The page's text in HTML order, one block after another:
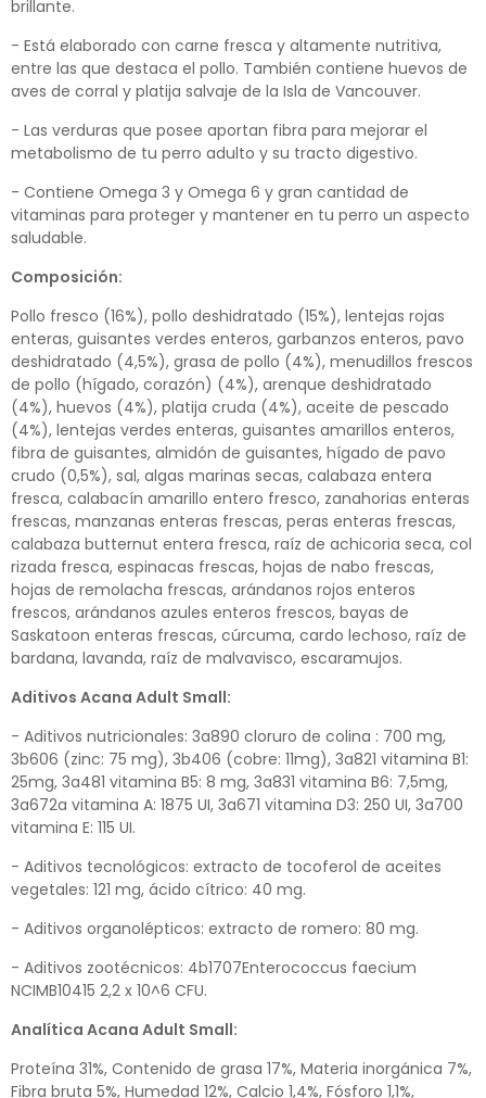
brillante.
- Está elaborado con carne fresca y altamente nutritiva,
entre las que destaca el pollo. También contiene huevos de
aves de corral y platija salvaje de la Isla de Vancouver.
- Las verduras que posee aportan fibra para mejorar el
metabolismo de tu perro adulto y su tracto digestivo.
- Contiene Omega 3 y Omega 6 y gran cantidad de
vitaminas para proteger y mantener en tu perro un aspecto
saludable.
Composición:
Pollo fresco (16%), pollo deshidratado (15%), lentejas rojas
enteras, guisantes verdes enteros, garbanzos enteros, pavo
deshidratado (4,5%), grasa de pollo (4%), menudillos frescos
de pollo (hígado, corazón) (4%), arenque deshidratado
(4%), huevos (4%), platija cruda (4%), aceite de pescado
(4%), lentejas verdes enteras, guisantes amarillos enteros,
fibra de guisantes, almidón de guisantes, hígado de pavo
crudo (0,5%), sal, algas marinas secas, calabaza entera
fresca, calabacín amarillo entero fresco, zanahorias enteras
frescas, manzanas enteras frescas, peras enteras frescas,
calabaza butternut entera fresca, raíz de achicoria seca, col
rizada fresca, espinacas frescas, hojas de nabo frescas,
hojas de remolacha frescas, arándanos rojos enteros
frescos, arándanos azules enteros frescos, bayas de
Saskatoon enteras frescas, cúrcuma, cardo lechoso, raíz de
bardana, lavanda, raíz de malvavisco, escaramujos.
Aditivos Acana Adult Small:
- Aditivos nutricionales: 3a890 cloruro de colina : 700 mg,
3b606 (zinc: 75 mg), 3b406 (cobre: 11mg), 3a821 vitamina B1:
25mg, 3a481 vitamina B5: 8 mg, 3a831 vitamina B6: 7,5mg,
3a672a vitamina A: 1875 UI, 3a671 vitamina D3: 250 UI, 3a700
vitamina E: 115 UI.
- Aditivos tecnológicos: extracto de tocoferol de aceites
vegetales: 121 mg, ácido cítrico: 40 mg.
- Aditivos organolépticos: extracto de romero: 80 mg.
- Aditivos zootécnicos: 4b1707Enterococcus faecium
NCIMB10415 2,2 x 10^6 CFU.
Analítica Acana Adult Small:
Proteína 31%, Contenido de grasa 17%, Materia inorgánica 7%,
Fibra bruta 5%, Humedad 12%, Calcio 1,4%, Fósforo 1,1%,